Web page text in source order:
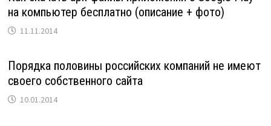
на компьютер бесплатно (описание + фото)
11.11.2014
Порядка половины российских компаний не имеют
своего собственного сайта
10.01.2014